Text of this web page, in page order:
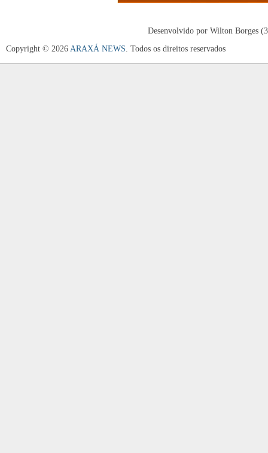
Desenvolvido por Wilton Borges
Copyright © 2026 ARAXÁ NEWS . Todos os direitos reservados